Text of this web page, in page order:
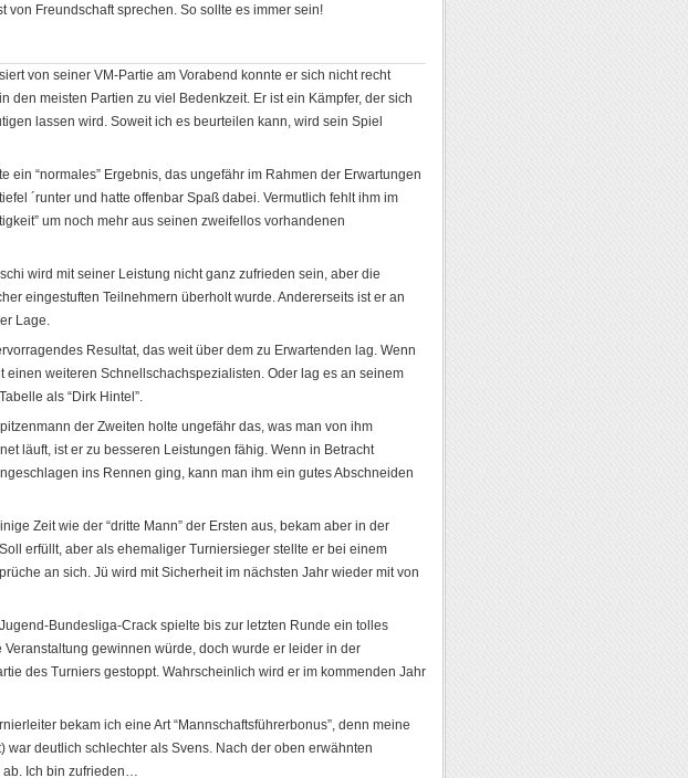
von Freundschaft sprechen. So sollte es immer sein!
von seiner VM-Partie am Vorabend konnte er sich nicht recht
den meisten Partien zu viel Bedenkzeit. Er ist ein Kämpfer, der sich
lassen wird. Soweit ich es beurteilen kann, wird sein Spiel
ein “normales” Ergebnis, das ungefähr im Rahmen der Erwartungen
´runter und hatte offenbar Spaß dabei. Vermutlich fehlt ihm im
um noch mehr aus seinen zweifellos vorhandenen
wird mit seiner Leistung nicht ganz zufrieden sein, aber die
eingestuften Teilnehmern überholt wurde. Andererseits ist er an
Lage.
Resultat, das weit über dem zu Erwartenden lag. Wenn
einen weiteren Schnellschachspezialisten. Oder lag es an seinem
als “Dirk Hintel”.
der Zweiten holte ungefähr das, was man von ihm
läuft, ist er zu besseren Leistungen fähig. Wenn in Betracht
ins Rennen ging, kann man ihm ein gutes Abschneiden
Zeit wie der “dritte Mann” der Ersten aus, bekam aber in der
erfüllt, aber als ehemaliger Turniersieger stellte er bei einem
an sich. Jü wird mit Sicherheit im nächsten Jahr wieder mit von
Bundesliga-Crack spielte bis zur letzten Runde ein tolles
gewinnen würde, doch wurde er leider in der
des Turniers gestoppt. Wahrscheinlich wird er im kommenden Jahr
bekam ich eine Art “Mannschaftsführerbonus”, denn meine
deutlich schlechter als Svens. Nach der oben erwähnten
ab. Ich bin zufrieden…